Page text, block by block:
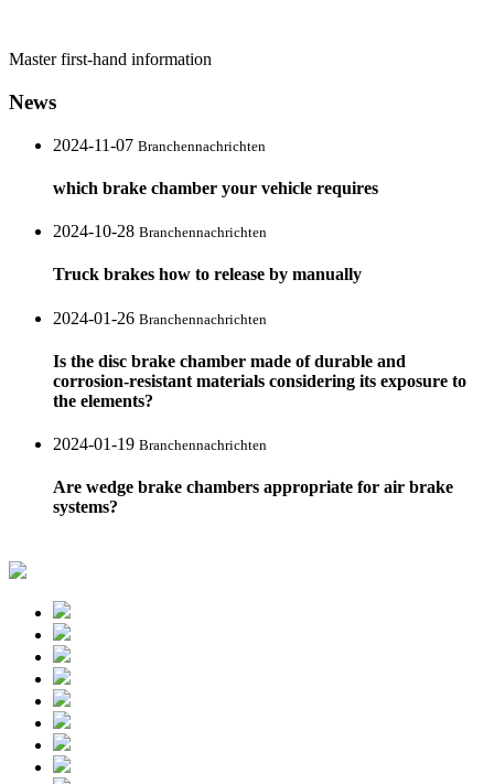
Master first-hand information
News
2024-11-07 Branchennachrichten
which brake chamber your vehicle requires
2024-10-28 Branchennachrichten
Truck brakes how to release by manually
2024-01-26 Branchennachrichten
Is the disc brake chamber made of durable and
corrosion-resistant materials considering its exposure to
the elements?
2024-01-19 Branchennachrichten
Are wedge brake chambers appropriate for air brake
systems?